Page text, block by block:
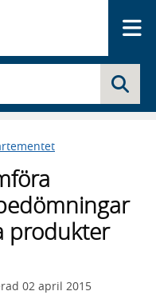
produkter
02 april 2015